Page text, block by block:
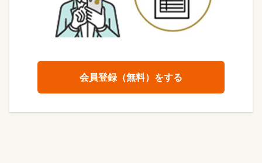
会員登録（無料）をする